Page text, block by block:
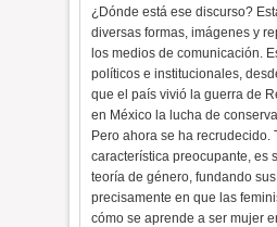
¿Dónde está ese discurso?
diversas formas, imágenes y
los medios de comunicación.
políticos e institucionales,
que el país vivió la guerra de
en México la lucha de
Pero ahora se ha recrudecido.
característica preocupante, es
teoría de género, fundando
precisamente en que las
cómo se aprende a ser mujer